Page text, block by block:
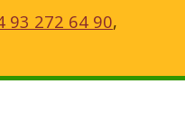
93 272 64 90,